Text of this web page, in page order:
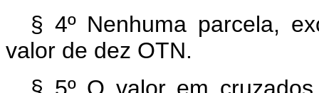
§ 4º Nenhuma parcela,
valor de dez OTN.